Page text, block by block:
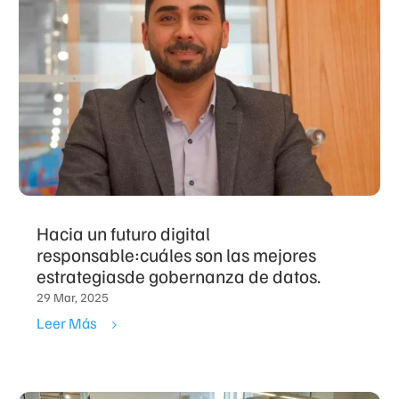
Hacia un futuro digital
responsable:cuáles son las mejores
estrategiasde gobernanza de datos.
29 Mar, 2025
Leer Más